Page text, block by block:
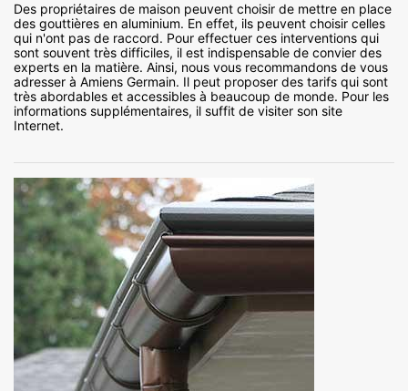
Des propriétaires de maison peuvent choisir de mettre en place
des gouttières en aluminium. En effet, ils peuvent choisir celles
qui n'ont pas de raccord. Pour effectuer ces interventions qui
sont souvent très difficiles, il est indispensable de convier des
experts en la matière. Ainsi, nous vous recommandons de vous
adresser à Amiens Germain. Il peut proposer des tarifs qui sont
très abordables et accessibles à beaucoup de monde. Pour les
informations supplémentaires, il suffit de visiter son site
Internet.